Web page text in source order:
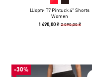
Шорти T7 Pintuck 4" Shorts
Women
1 490,00 ₴2 090,00 ₴
-30%